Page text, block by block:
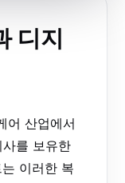
디지
어 산업에서
를 보유한
이러한 복